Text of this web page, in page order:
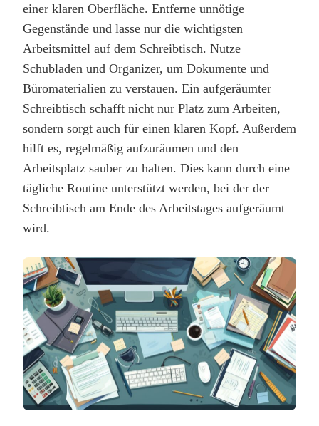
einer klaren Oberfläche. Entferne unnötige
Gegenstände und lasse nur die wichtigsten
Arbeitsmittel auf dem Schreibtisch. Nutze
Schubladen und Organizer, um Dokumente und
Büromaterialien zu verstauen. Ein aufgeräumter
Schreibtisch schafft nicht nur Platz zum Arbeiten,
sondern sorgt auch für einen klaren Kopf. Außerdem
hilft es, regelmäßig aufzuräumen und den
Arbeitsplatz sauber zu halten. Dies kann durch eine
tägliche Routine unterstützt werden, bei der der
Schreibtisch am Ende des Arbeitstages aufgeräumt
wird.